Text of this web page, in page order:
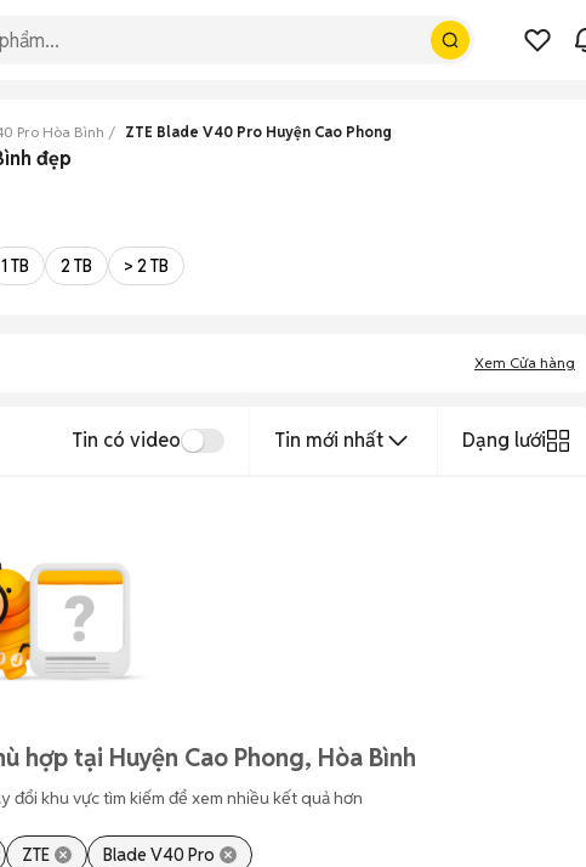
Pro Hòa Bình ZTE Blade V40 Pro Huyện Cao Phong
đẹp
1 TB 2 TB > 2 TB
Xem Cửa hàng
Tin có video Tin mới nhất Dạng lưới
hợp tại Huyện Cao Phong, Hòa Bình
đổi khu vực tìm kiếm để xem nhiều kết quả hơn
ZTE Blade V40 Pro